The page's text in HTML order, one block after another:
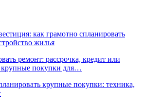
как грамотно спланировать
жилья
ремонт: рассрочка, кредит или
крупные покупки для…
крупные покупки: техника,